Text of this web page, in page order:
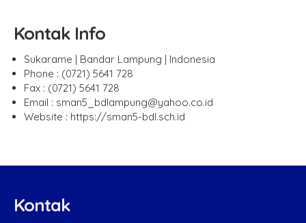
Kontak Info
Sukarame | Bandar Lampung | Indonesia
Phone : (0721) 5641 728
Fax : (0721) 5641 728
Email : sman5_bdlampung@yahoo.co.id
Website : https://sman5-bdl.sch.id
Kontak